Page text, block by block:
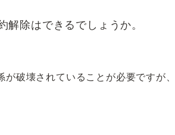
除はできるでしょうか。
破壊されていることが必要ですが